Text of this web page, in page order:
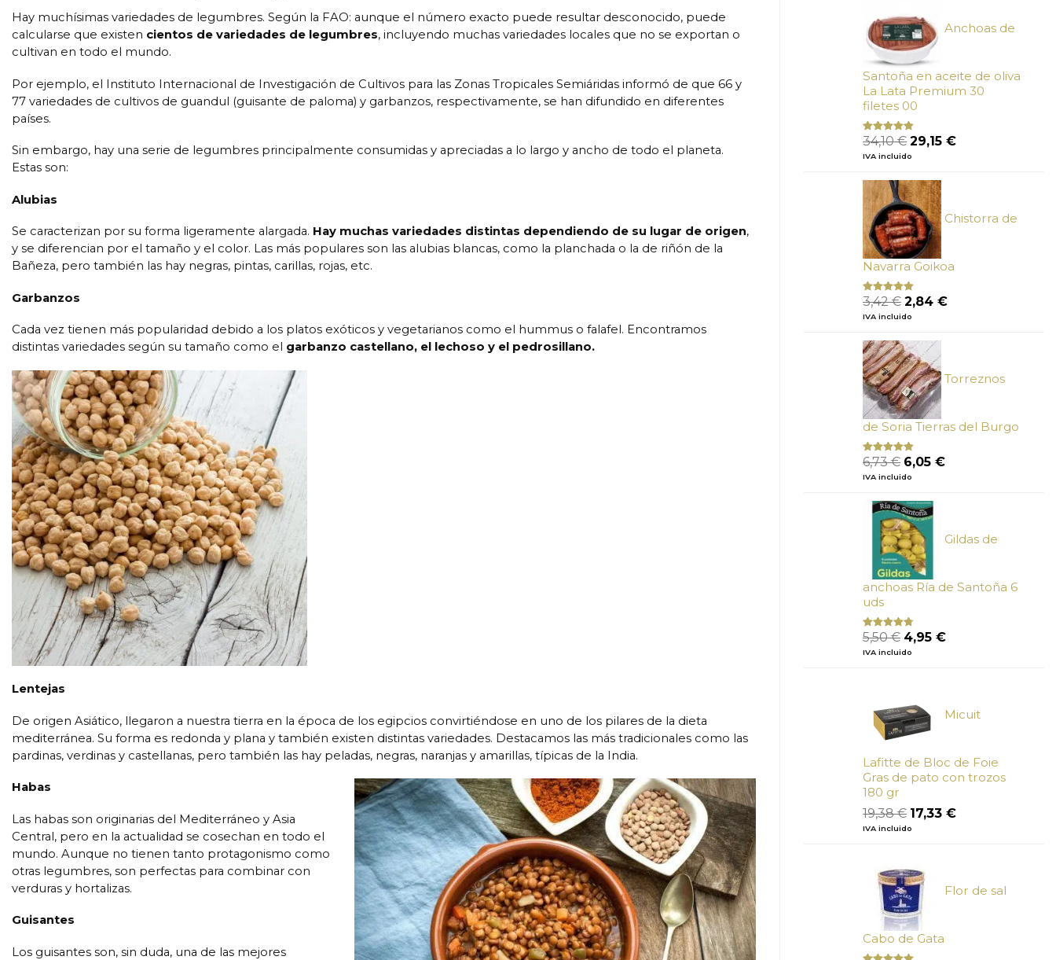
Hay muchísimas variedades de legumbres. Según la FAO: aunque el número exacto puede resultar desconocido, puede
calcularse que existen cientos de variedades de legumbres, incluyendo muchas variedades locales que no se exportan o
cultivan en todo el mundo.
Por ejemplo, el Instituto Internacional de Investigación de Cultivos para las Zonas Tropicales Semiáridas informó de que 66 y
77 variedades de cultivos de guandul (guisante de paloma) y garbanzos, respectivamente, se han difundido en diferentes
países.
Sin embargo, hay una serie de legumbres principalmente consumidas y apreciadas a lo largo y ancho de todo el planeta.
Estas son:
Alubias
Se caracterizan por su forma ligeramente alargada. Hay muchas variedades distintas dependiendo de su lugar de origen,
y se diferencian por el tamaño y el color. Las más populares son las alubias blancas, como la planchada o la de riñón de la
Bañeza, pero también las hay negras, pintas, carillas, rojas, etc.
Garbanzos
Cada vez tienen más popularidad debido a los platos exóticos y vegetarianos como el hummus o falafel. Encontramos
distintas variedades según su tamaño como el garbanzo castellano, el lechoso y el pedrosillano.
Lentejas
De origen Asiático, llegaron a nuestra tierra en la época de los egipcios convirtiéndose en uno de los pilares de la dieta
mediterránea. Su forma es redonda y plana y también existen distintas variedades. Destacamos las más tradicionales como las
pardinas, verdinas y castellanas, pero también las hay peladas, negras, naranjas y amarillas, típicas de la India.
Habas
Las habas son originarias del Mediterráneo y Asia
Central, pero en la actualidad se cosechan en todo el
mundo. Aunque no tienen tanto protagonismo como
otras legumbres, son perfectas para combinar con
verduras y hortalizas.
Guisantes
Los guisantes son, sin duda, una de las mejores
Anchoas de
Santoña en aceite de oliva
La Lata Premium 30
filetes 00
Valorado
con
de 5
34,10€ El
precio
era:
34,10 €.
29,15 €El
IVA incluido
Chistorra de
Navarra Goikoa
Valorado
con
de 5
3,42€ El
precio
era:
3,42 €.
2,84 €El
IVA incluido
Torreznos
de Soria Tierras del Burgo
Valorado
con
de
5
6,73€ El
precio
era:
6,73 €.
6,05 €El
IVA incluido
Gildas de
anchoas Ría de Santoña 6
uds
Valorado
con
de 5
5,50€ El
precio
4,95 €El
IVA incluido
Micuit
Lafitte de Bloc de Foie
Gras de pato con trozos
180 gr
19,38€ El
precio
19,38 €.
17,33 €El
IVA incluido
Flor de sal
Cabo de Gata